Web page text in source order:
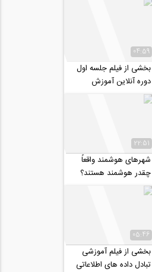
ساختمان ها با...
04:59
بخشی از فیلم جلسه اول
دوره آنلاین آموزش
2020-midas GTS
22:51
شهرهای هوشمند واقعاً
چقدر هوشمند هستند؟
05:46
بخشی از فیلم آموزشی
تبادل داده های اطلاعاتی